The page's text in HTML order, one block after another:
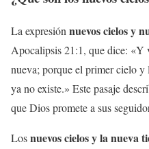
La expresiónnuevos cielos y
Apocalipsis 21:1, que dice: «Y
nueva; porque el primer cielo
ya no existe.» Este pasaje
que Dios promete a sus
Losnuevos cielos y la nueva